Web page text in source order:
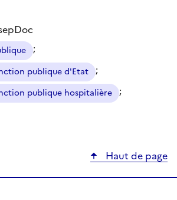
;
publique d'Etat ;
publique hospitalière ;
Haut de page